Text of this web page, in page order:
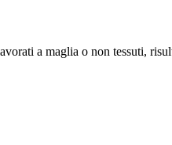
a maglia o non tessuti,